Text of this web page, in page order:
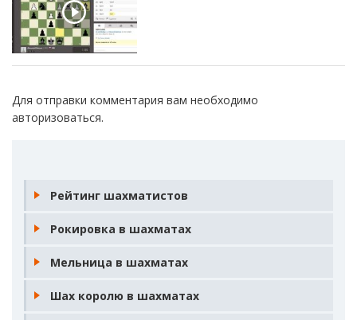
Для отправки комментария вам необходимо
авторизоваться.
Рейтинг шахматистов
Рокировка в шахматах
Мельница в шахматах
Шах королю в шахматах